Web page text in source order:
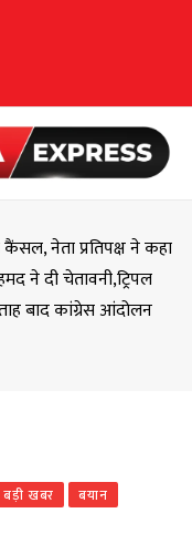
नेता प्रतिपक्ष ने कहा
ने दी चेतावनी,ट्रिपल
बाद कांग्रेस आंदोलन
बड़ी खबर
बयान